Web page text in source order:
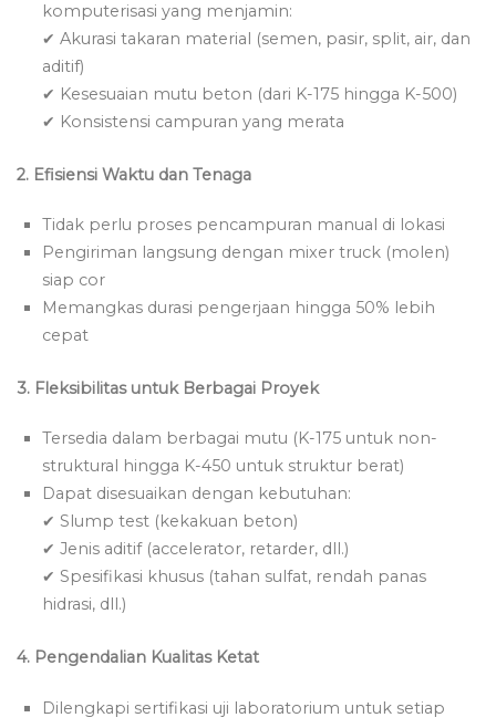
komputerisasi yang menjamin:
✔ Akurasi takaran material (semen, pasir, split, air, dan
aditif)
✔ Kesesuaian mutu beton (dari K-175 hingga K-500)
✔ Konsistensi campuran yang merata
2. Efisiensi Waktu dan Tenaga
Tidak perlu proses pencampuran manual di lokasi
Pengiriman langsung dengan mixer truck (molen)
siap cor
Memangkas durasi pengerjaan hingga 50% lebih
cepat
3. Fleksibilitas untuk Berbagai Proyek
Tersedia dalam berbagai mutu (K-175 untuk non-
struktural hingga K-450 untuk struktur berat)
Dapat disesuaikan dengan kebutuhan:
✔ Slump test (kekakuan beton)
✔ Jenis aditif (accelerator, retarder, dll.)
✔ Spesifikasi khusus (tahan sulfat, rendah panas
hidrasi, dll.)
4. Pengendalian Kualitas Ketat
Dilengkapi sertifikasi uji laboratorium untuk setiap